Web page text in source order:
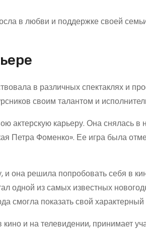
в любви и поддержке своей
в различных спектаклях и
своим талантом и
актерскую карьеру. Она снялась в
Петра Фоменко». Ее игра была
она решила попробовать себя в
одной из самых известных
смогла показать свой
и на телевидении, принимает